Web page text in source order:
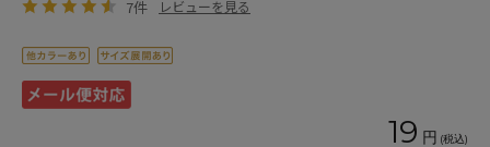
7件 レビューを見る
19 円 (税込)